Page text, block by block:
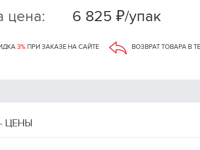
цена: 6 825 ₽/упак
3% ПРИ ЗАКАЗЕ НА САЙТЕ ВОЗВРАТ ТОВАРА В
ЦЕНЫ